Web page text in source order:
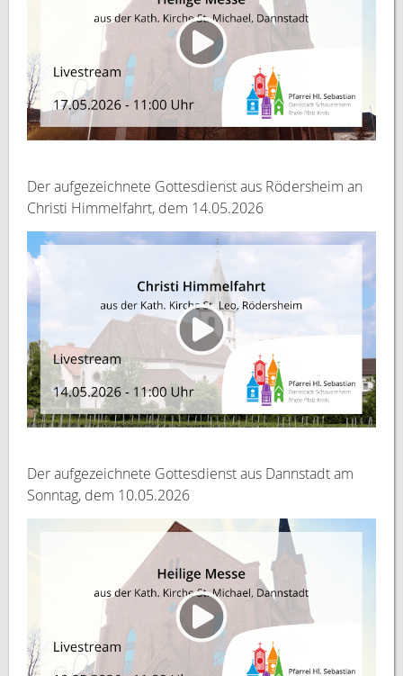
Der aufgezeichnete Gottesdienst aus Rödersheim an
Christi Himmelfahrt, dem 14.05.2026
Der aufgezeichnete Gottesdienst aus Dannstadt am
Sonntag, dem 10.05.2026